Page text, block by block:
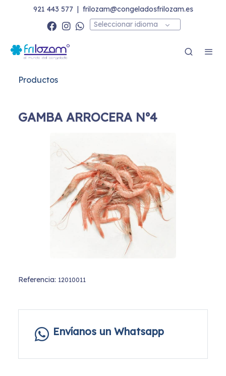
921 443 577 | frilozam@congeladosfrilozam.es
Seleccionar idioma
Productos
GAMBA ARROCERA Nº4
Referencia: 12010011
Envíanos un Whatsapp